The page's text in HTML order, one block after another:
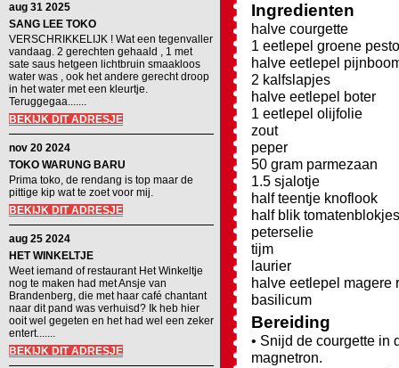
aug 31 2025
SANG LEE TOKO
VERSCHRIKKELIJK ! Wat een tegenvaller
vandaag. 2 gerechten gehaald , 1 met
sate saus hetgeen lichtbruin smaakloos
water was , ook het andere gerecht droop
in het water met een kleurtje.
Teruggegaa.......
BEKIJK DIT ADRESJE
nov 20 2024
TOKO WARUNG BARU
Prima toko, de rendang is top maar de
pittige kip wat te zoet voor mij.
BEKIJK DIT ADRESJE
aug 25 2024
HET WINKELTJE
Weet iemand of restaurant Het Winkeltje
nog te maken had met Ansje van
Brandenberg, die met haar café chantant
naar dit pand was verhuisd? Ik heb hier
ooit wel gegeten en het had wel een zeker
entert.......
BEKIJK DIT ADRESJE
Ingredienten
halve courgette
1 eetlepel groene pesto
halve eetlepel
2 kalfslapjes
halve eetlepel boter
1 eetlepel olijfolie
zout
peper
50 gram parmezaan
1.5 sjalotje
half teentje knoflook
half blik tomatenblokjes
peterselie
tijm
laurier
halve eetlepel magere
basilicum
Bereiding
• Snijd de courgette in
magnetron.